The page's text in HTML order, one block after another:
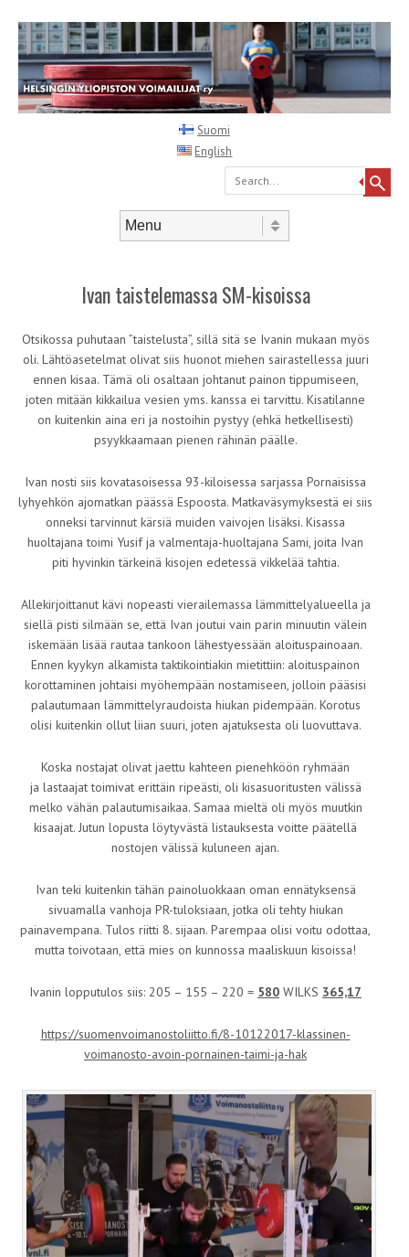
Suomi
English
Search
Ivan taistelemassa SM-kisoissa
Otsikossa puhutaan ”taistelusta”, sillä sitä se Ivanin mukaan myös
oli. Lähtöasetelmat olivat siis huonot miehen sairastellessa juuri
ennen kisaa. Tämä oli osaltaan johtanut painon tippumiseen,
joten mitään kikkailua vesien yms. kanssa ei tarvittu. Kisatilanne
on kuitenkin aina eri ja nostoihin pystyy (ehkä hetkellisesti)
psyykkaamaan pienen rähinän päälle.
Ivan nosti siis kovatasoisessa 93-kiloisessa sarjassa Pornaisissa
lyhyehkön ajomatkan päässä Espoosta. Matkaväsymyksestä ei siis
onneksi tarvinnut kärsiä muiden vaivojen lisäksi. Kisassa
huoltajana toimi Yusif ja valmentaja-huoltajana Sami, joita Ivan
piti hyvinkin tärkeinä kisojen edetessä vikkelää tahtia.
Allekirjoittanut kävi nopeasti vierailemassa lämmittelyalueella ja
siellä pisti silmään se, että Ivan joutui vain parin minuutin välein
iskemään lisää rautaa tankoon lähestyessään aloituspainoaan.
Ennen kyykyn alkamista taktikointiakin mietittiin: aloituspainon
korottaminen johtaisi myöhempään nostamiseen, jolloin pääsisi
palautumaan lämmittelyraudoista hiukan pidempään. Korotus
olisi kuitenkin ollut liian suuri, joten ajatuksesta oli luovuttava.
Koska nostajat olivat jaettu kahteen pienehköön ryhmään
ja lastaajat toimivat erittäin ripeästi, oli kisasuoritusten välissä
melko vähän palautumisaikaa. Samaa mieltä oli myös muutkin
kisaajat. Jutun lopusta löytyvästä listauksesta voitte päätellä
nostojen välissä kuluneen ajan.
Ivan teki kuitenkin tähän painoluokkaan oman ennätyksensä
sivuamalla vanhoja PR-tuloksiaan, jotka oli tehty hiukan
painavempana. Tulos riitti 8. sijaan. Parempaa olisi voitu odottaa,
mutta toivotaan, että mies on kunnossa maaliskuun kisoissa!
Ivanin lopputulos siis: 205 – 155 – 220 = 580 WILKS 365,17
https://suomenvoimanostoliitto.fi/8-10122017-klassinen-
voimanosto-avoin-pornainen-taimi-ja-hak